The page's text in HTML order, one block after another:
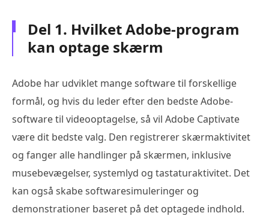
Del 1. Hvilket Adobe-program
kan optage skærm
Adobe har udviklet mange software til forskellige
formål, og hvis du leder efter den bedste Adobe-
software til videooptagelse, så vil Adobe Captivate
være dit bedste valg. Den registrerer skærmaktivitet
og fanger alle handlinger på skærmen, inklusive
musebevægelser, systemlyd og tastaturaktivitet. Det
kan også skabe softwaresimuleringer og
demonstrationer baseret på det optagede indhold.